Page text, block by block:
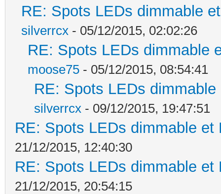
RE: Spots LEDs dimmable
silverrcx - 05/12/2015, 02:02:26
RE: Spots LEDs dimmable
moose75 - 05/12/2015, 08:54:41
RE: Spots LEDs
silverrcx - 09/12/2015, 19:47:51
RE: Spots LEDs dimmable
21/12/2015, 12:40:30
RE: Spots LEDs dimmable
21/12/2015, 20:54:15